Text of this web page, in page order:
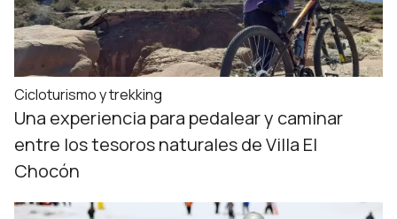
Cicloturismo y trekking
Una experiencia para pedalear y caminar
entre los tesoros naturales de Villa El
Chocón